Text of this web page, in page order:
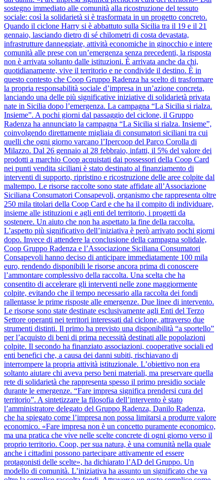
sostegno immediato alle comunità alla ricostruzione del tessuto
sociale: così la solidarietà si è trasformata in un progetto concreto.
Quando il ciclone Harry si è abbattuto sulla Sicilia tra il 19 e il 21
gennaio, lasciando dietro di sé chilometri di costa devastata,
infrastrutture danneggiate, attività economiche in ginocchio e intere
comunità alle prese con un’emergenza senza precedenti, la risposta
non è arrivata soltanto dalle istituzioni. È arrivata anche da chi,
quotidianamente, vive il territorio e ne condivide il destino. È in
questo contesto che Coop Gruppo Radenza ha scelto di trasformare
la propria responsabilità sociale d’impresa in un’azione concreta,
lanciando una delle più significative iniziative di solidarietà privata
nate in Sicilia dopo l’emergenza. La campagna “La Sicilia si rialza.
Insieme”. A pochi giorni dal passaggio del ciclone, il Gruppo
Radenza ha annunciato la campagna “La Sicilia si rialza. Insieme”,
coinvolgendo direttamente migliaia di consumatori siciliani tra cui
quelli che ogni giorno varcano l’Ipercoop del Parco Corolla di
Milazzo. Dal 26 gennaio al 28 febbraio, infatti, il 5% del valore dei
prodotti a marchio Coop acquistati dai possessori della Coop Card
nei punti vendita siciliani è stato destinato al finanziamento di
interventi di supporto, ripristino e ricostruzione delle aree colpite dal
maltempo. Le risorse raccolte sono state affidate all’Associazione
Siciliana Consumatori Consapevoli, organismo che rappresenta oltre
250 mila titolari della Coop Card e che ha il compito di individuare,
insieme alle istituzioni e agli enti del territorio, i progetti da
sostenere. Un aiuto che non ha aspettato la fine della raccolta.
L’aspetto più significativo dell’iniziativa è però arrivato pochi giorni
dopo. Invece di attendere la conclusione della campagna solidale,
Coop Gruppo Radenza e l’Associazione Siciliana Consumatori
Consapevoli hanno deciso di anticipare immediatamente 100 mila
euro, rendendo disponibili le risorse ancora prima di conoscere
l’ammontare complessivo della raccolta. Una scelta che ha
consentito di accelerare gli interventi nelle zone maggiormente
colpite, evitando che il tempo necessario alla raccolta dei fondi
rallentasse le prime risposte alle emergenze. Due linee di intervento.
Le risorse sono state destinate esclusivamente agli Enti del Terzo
Settore operanti nei territori interessati dal ciclone, attraverso due
strumenti distinti. Il primo ha previsto una disponibilità “a sportello”
per l’acquisto di beni di prima necessità destinati alle popolazioni
colpite. Il secondo ha finanziato associazioni, cooperative sociali ed
enti benefici che, a causa dei danni subiti, rischiavano di
interrompere la propria attività istituzionale. L’obiettivo non era
soltanto aiutare chi aveva perso beni materiali, ma preservare quella
rete di solidarietà che rappresenta spesso il primo presidio sociale
durante le emergenze. “Fare impresa significa prendersi cura del
territorio”. A sintetizzare la filosofia dell’intervento è stato
l’amministratore delegato del Gruppo Radenza, Danilo Radenza,
che ha spiegato come l’impresa non possa limitarsi a produrre valore
economico. «Fare impresa non è un concetto puramente economico,
ma una pratica che vive nelle scelte concrete di ogni giorno verso il
proprio territorio. Coop, per sua natura, è una comunità nella quale
anche i cittadini possono partecipare attivamente ed essere
protagonisti delle scelte», ha dichiarato l’AD del Gruppo. Un
modello di comunità. L’iniziativa ha assunto un significato che va